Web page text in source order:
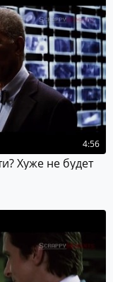
4:56
Хуже не будет